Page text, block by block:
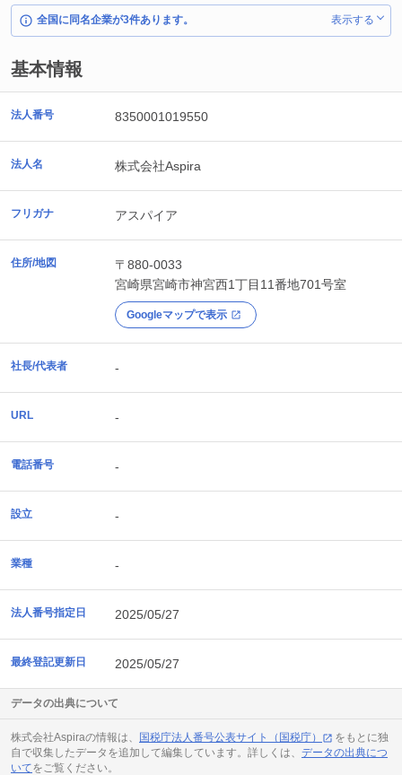
全国に同名企業が3件あります。 表示する
基本情報
法人番号 8350001019550
法人名 株式会社Aspira
フリガナ アスパイア
住所/地図
〒880-0033
宮崎県宮崎市神宮西1丁目11番地701号室
Googleマップで表示
社長/代表者 -
URL -
電話番号 -
設立 -
業種 -
法人番号指定日 2025/05/27
最終登記更新日 2025/05/27
データの出典について
株式会社Aspiraの情報は、 国税庁法人番号公表サイト（国税庁）
をもとに独
自で収集したデータを追加して編集しています。詳しくは、 データの出典につ
いてをご覧ください。